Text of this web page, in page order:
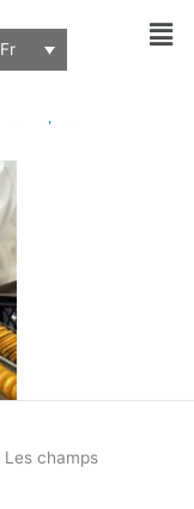
Fr
Les champs